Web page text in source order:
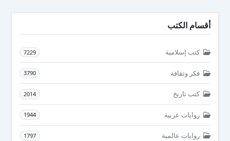
أقسام الكتب
كتب إسلامية 7229
فكر وثقافة 3790
كتب تاريخ 2014
روايات عربية 1944
روايات عالمية 1797